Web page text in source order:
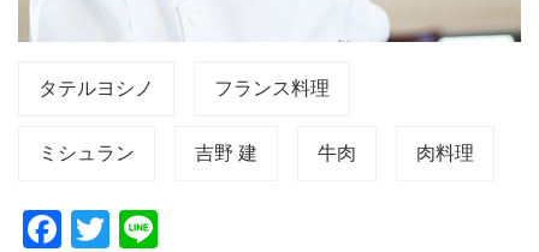
タテルヨシノ フランス料理
ミシュラン 吉野 建 牛肉 肉料理
F
T